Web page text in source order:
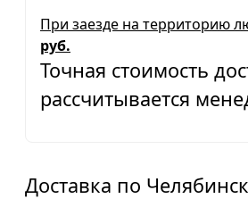
При заезде на территорию
руб.
Точная стоимость
рассчитывается
Доставка по